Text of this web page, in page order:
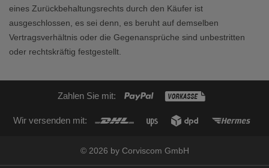
eines Zurückbehaltungsrechts durch den Käufer ist
ausgeschlossen, es sei denn, es beruht auf demselben
Vertragsverhältnis oder die Gegenansprüche sind unbestritten
oder rechtskräftig festgestellt.
Zahlen Sie mit:
Wir versenden mit:
© 2026 by Corviscom GmbH